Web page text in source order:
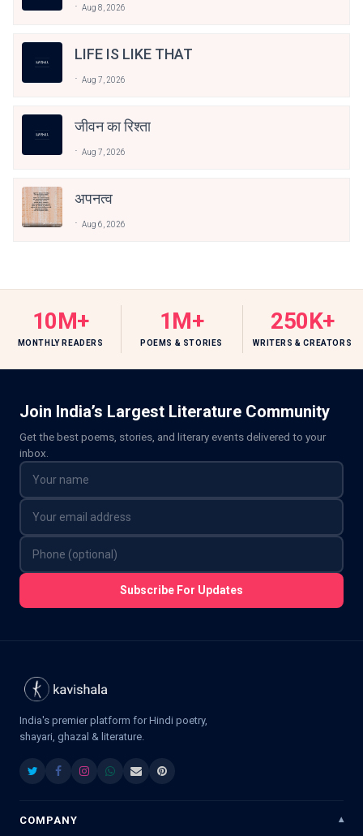
Aug 8, 2026
LIFE IS LIKE THAT
Aug 7, 2026
जीवन का रिश्ता
Aug 7, 2026
अपनत्व
Aug 6, 2026
10M+
MONTHLY READERS
1M+
POEMS & STORIES
250K+
WRITERS & CREATORS
Join India’s Largest Literature Community
Get the best poems, stories, and literary events delivered to your
inbox.
Subscribe For Updates
India's premier platform for Hindi poetry,
shayari, ghazal & literature.
COMPANY